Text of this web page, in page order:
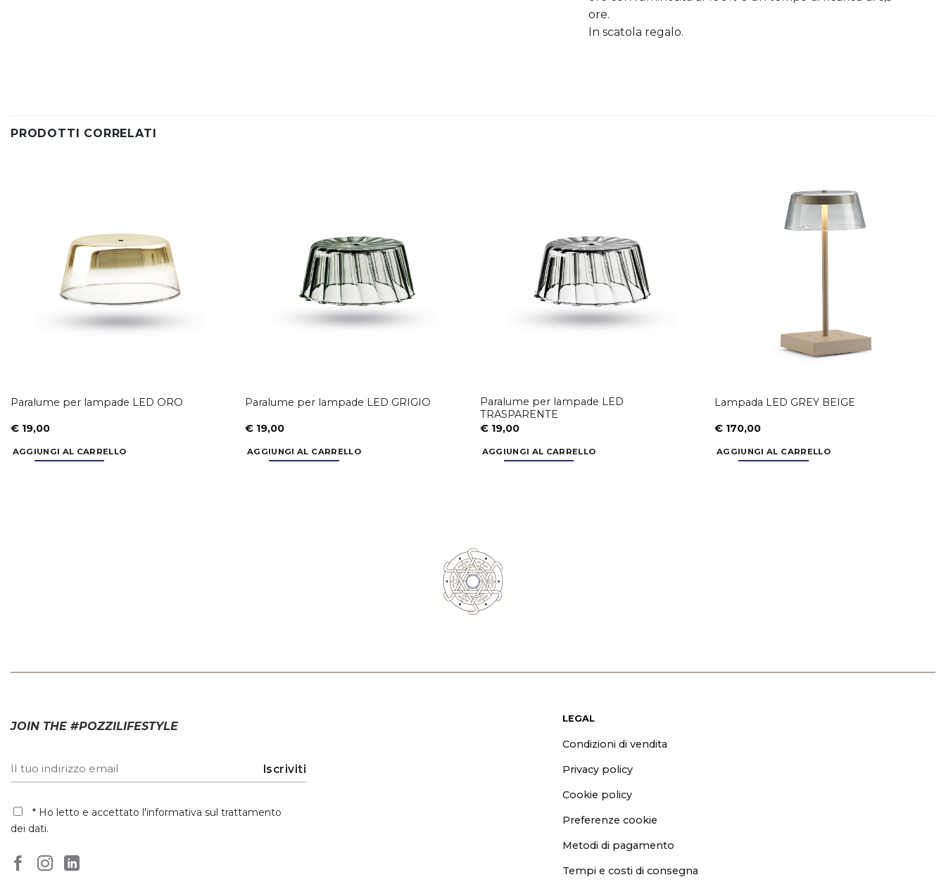
ore.
In scatola regalo.
PRODOTTI CORRELATI
Paralume per lampade LED ORO
€19,00
AGGIUNGI AL CARRELLO
Paralume per lampade LED GRIGIO
€ 19,00
AGGIUNGI AL CARRELLO
Paralume per lampade LED
TRASPARENTE
€19,00
AGGIUNGI AL CARRELLO
Lampada LED GREY BEIGE
€ 170,00
AGGIUNGI AL CARRELLO
JOIN THE #POZZILIFESTYLE
* Ho letto e accettato l'informativa sul trattamento
dei dati.
LEGAL
Condizioni di vendita
Privacy policy
Cookie policy
Preferenze cookie
Metodi di pagamento
Tempi e costi di consegna